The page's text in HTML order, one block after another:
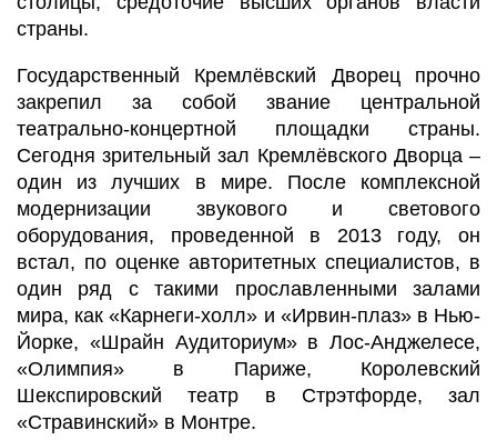
страны.
Государственный Кремлёвский Дворец прочно
закрепил за собой звание центральной
театрально-концертной площадки страны.
Сегодня зрительный зал Кремлёвского Дворца –
один из лучших в мире. После комплексной
модернизации звукового и светового
оборудования, проведенной в 2013 году, он
встал, по оценке авторитетных специалистов, в
один ряд с такими прославленными залами
мира, как «Карнеги-холл» и «Ирвин-плаз» в Нью-
Йорке, «Шрайн Аудиториум» в Лос-Анджелесе,
«Олимпия» в Париже, Королевский
Шекспировский театр в Стрэтфорде, зал
«Стравинский» в Монтре.